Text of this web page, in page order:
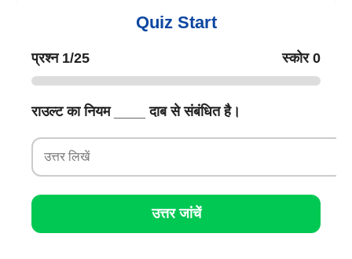
Quiz Start
प्रश्न 1/25 स्कोर 0
राउल्ट का नियम ____ दाब से संबंधित है।
उत्तर जांचें